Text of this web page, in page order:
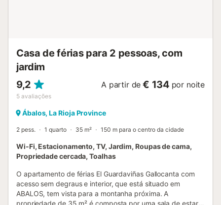
Casa de férias para 2 pessoas, com
jardim
9,2
5 avaliações
A partir de € 134 por noite
Ábalos, La Rioja Province
2 pess. 1 quarto 35 m² 150 m para o centro da cidade
Wi-Fi, Estacionamento, TV, Jardim, Roupas de cama,
Propriedade cercada, Toalhas
O apartamento de férias El Guardaviñas Gallocanta com
acesso sem degraus e interior, que está situado em
ABALOS, tem vista para a montanha próxima. A
propriedade de 35 m² é composta por uma sala de estar,